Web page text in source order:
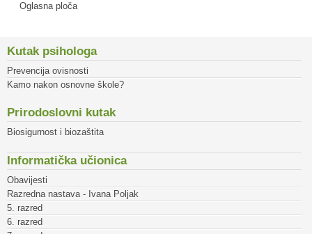
Oglasna ploča
Kutak psihologa
Prevencija ovisnosti
Kamo nakon osnovne škole?
Prirodoslovni kutak
Biosigurnost i biozaštita
Informatička učionica
Obavijesti
Razredna nastava - Ivana Poljak
5. razred
6. razred